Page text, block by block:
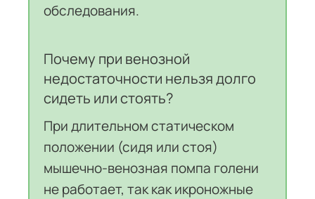
обследования.
Почему при венозной
недостаточности нельзя долго
сидеть или стоять?
При длительном статическом
положении (сидя или стоя)
мышечно-венозная помпа голени
не работает, так как икроножные